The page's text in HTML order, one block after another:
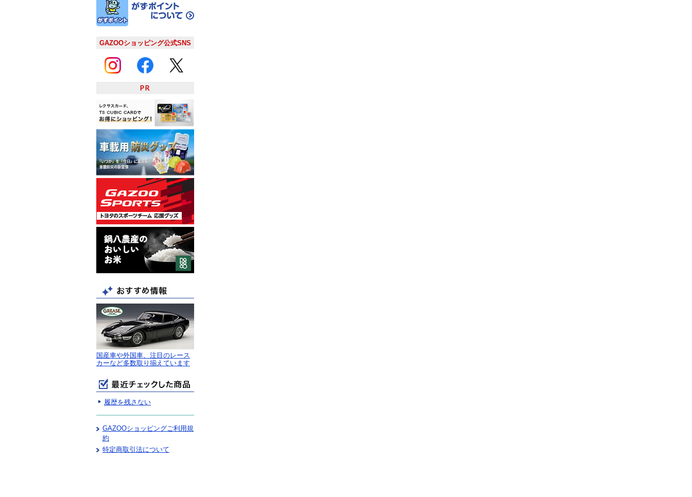
GAZOOショッピング公式SNS
国産車や外国車、注目のレース
カーなど多数取り揃えています
履歴を残さない
GAZOOショッピングご利用規
約
特定商取引法について